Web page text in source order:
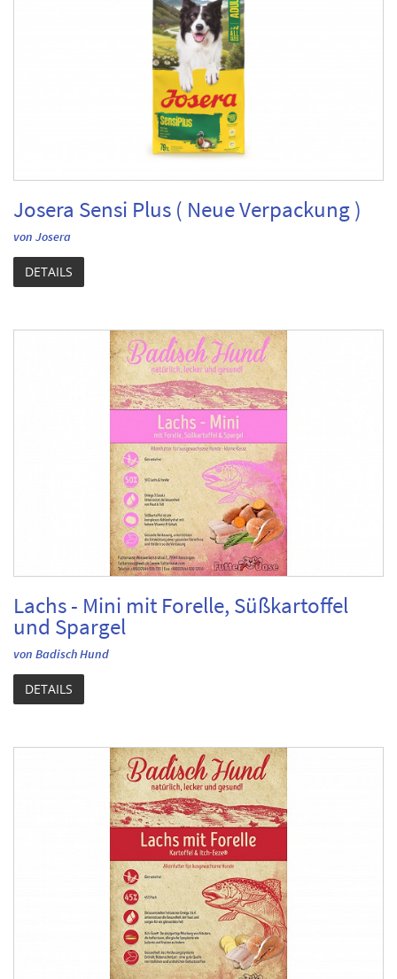
Josera Sensi Plus ( Neue Verpackung )
von Josera
DETAILS
Lachs - Mini mit Forelle, Süßkartoffel
und Spargel
von Badisch Hund
DETAILS